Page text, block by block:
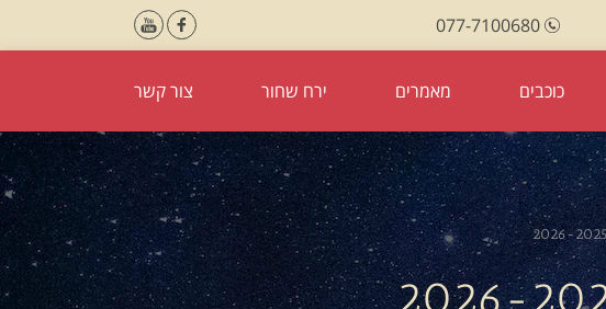
077-7100680
כוכבים מאמרים ירח שחור צור קשר